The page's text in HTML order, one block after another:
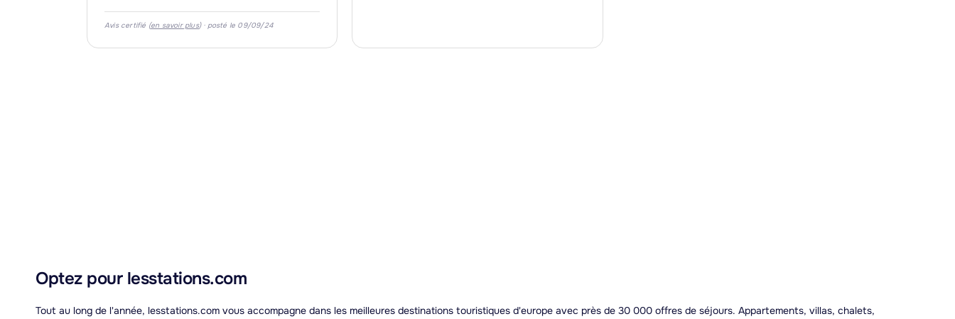
Avis certifié (en savoir plus) · posté le 09/09/24
Optez pour lesstations.com
Tout au long de l'année, lesstations.com vous accompagne dans les meilleures destinations touristiques d'europe avec près de 30 000 offres de séjours. Appartements, villas, chalets,